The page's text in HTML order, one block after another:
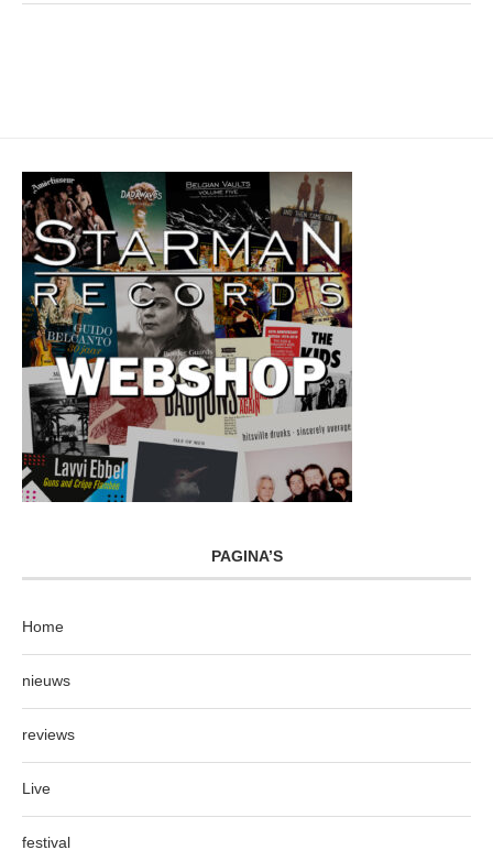
PAGINA’S
Home
nieuws
reviews
Live
festival